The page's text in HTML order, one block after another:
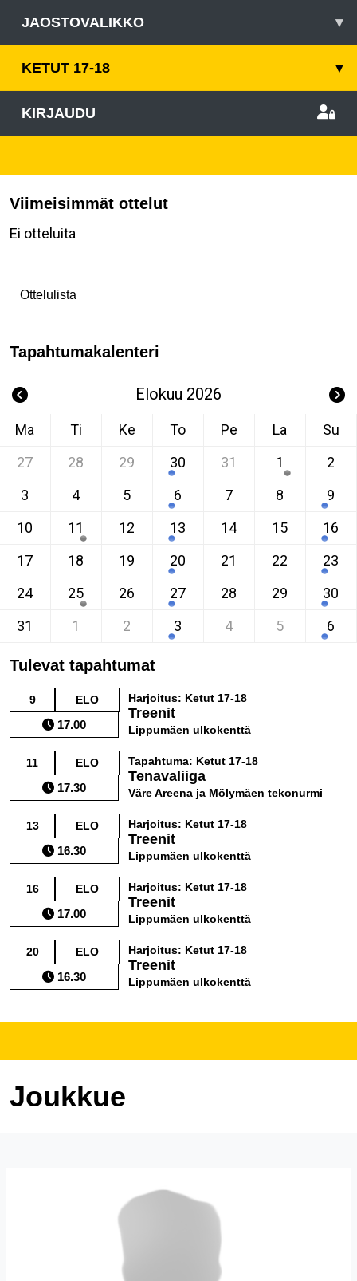
JAOSTOVALIKKO ▾
KETUT 17-18 ▾
KIRJAUDU
Viimeisimmät ottelut
Ei otteluita
Ottelulista
Tapahtumakalenteri
Elokuu 2026
Ma Ti Ke To Pe La
Su
27
28 29 30 31 1
2
3
4 5 6 7 8
9
10
11 12 13 14 15
16
17
18 19 20 21 22
23
24
25 26 27 28 29
30
31
1 2 3 4 5 6
Tulevat tapahtumat
9 ELO
17.00
Harjoitus: Ketut 17-18
Treenit
Lippumäen ulkokenttä
11 ELO
17.30
Tapahtuma: Ketut 17-18
Tenavaliiga
Väre Areena ja Mölymäen tekonurmi
13 ELO
16.30
Harjoitus: Ketut 17-18
Treenit
Lippumäen ulkokenttä
16 ELO
17.00
Harjoitus: Ketut 17-18
Treenit
Lippumäen ulkokenttä
20 ELO
16.30
Harjoitus: Ketut 17-18
Treenit
Lippumäen ulkokenttä
Joukkue